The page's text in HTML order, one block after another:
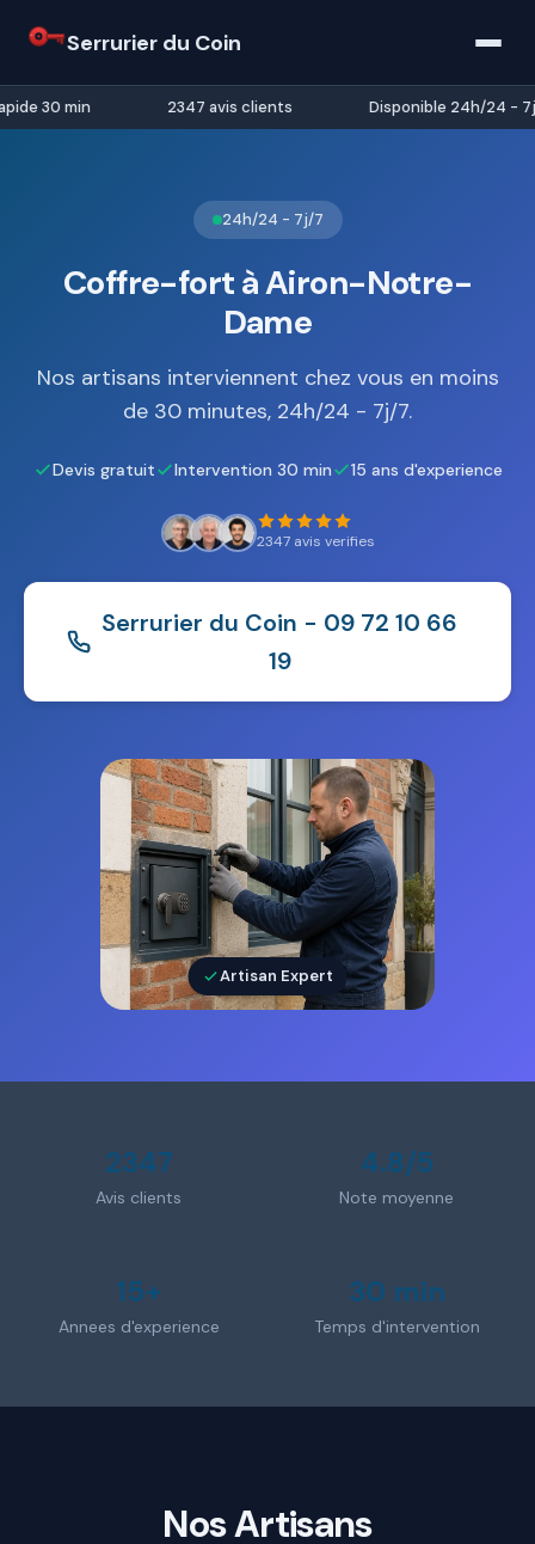
Serrurier du Coin
30 min 2347 avis clients Disponible 24h/24 -
24h/24 - 7j/7
Coffre-fort à Airon-Notre-
Dame
Nos artisans interviennent chez vous en moins
de 30 minutes, 24h/24 - 7j/7.
Devis gratuit Intervention 30 min 15 ans d'experience
2347 avis verifies
Serrurier du Coin - 09 72 10 66
19
Artisan Expert
2347
Avis clients
4.8/5
Note moyenne
15+
Annees d'experience
30 min
Temps d'intervention
Nos Artisans